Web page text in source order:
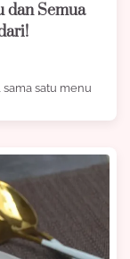
dan Semua
satu menu